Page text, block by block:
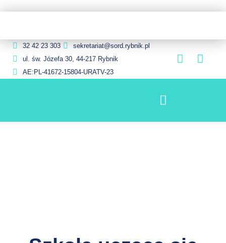
32 42 23 303
sekretariat@sord.rybnik.pl
ul. św. Józefa 30, 44-217 Rybnik
AE:PL-41672-15804-URATV-23